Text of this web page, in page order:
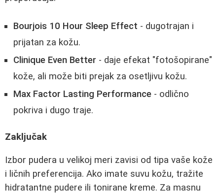
Bourjois 10 Hour Sleep Effect - dugotrajan i
prijatan za kožu.
Clinique Even Better - daje efekat "fotošopirane"
kože, ali može biti prejak za osetljivu kožu.
Max Factor Lasting Performance - odlično
pokriva i dugo traje.
Zaključak
Izbor pudera u velikoj meri zavisi od tipa vaše kože
i ličnih preferencija. Ako imate suvu kožu, tražite
hidratantne pudere ili tonirane kreme. Za masnu